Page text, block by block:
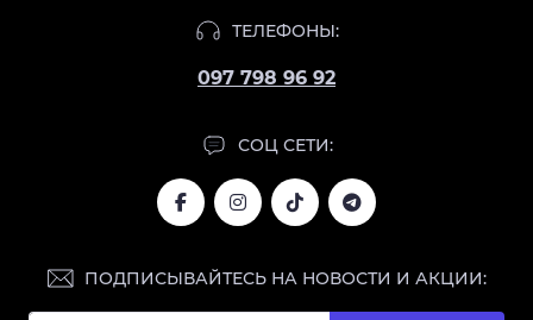
ТЕЛЕФОНЫ:
097 798 96 92
СОЦ СЕТИ:
ПОДПИСЫВАЙТЕСЬ НА НОВОСТИ И АКЦИИ: